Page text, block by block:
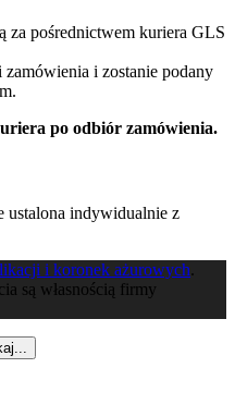
za pośrednictwem kuriera GLS
i zostanie podany
po odbiór zamówienia.
ustalona indywidualnie z
i koronek ażurowych.
są własnością firmy